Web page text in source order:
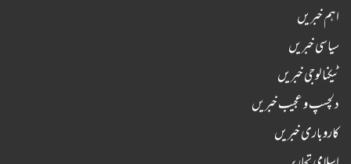
اہم خبریں
سیاسی خبریں
ٹیکنالوجی خبریں
دلچسپ و عجیب خبریں
کاروباری خبریں